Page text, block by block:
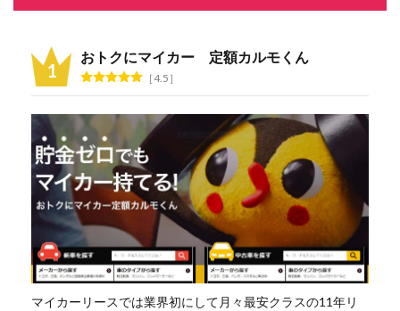
おトクにマイカー 定額カルモくん
4.5
マイカーリースでは業界初にして月々最安クラスの11年リ